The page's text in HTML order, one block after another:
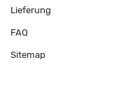
Lieferung
FAQ
Sitemap